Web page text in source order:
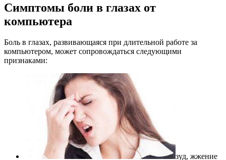
Симптомы боли в глазах от
компьютера
Боль в глазах, развивающаяся при длительной работе за
компьютером, может сопровождаться следующими
признаками:
зуд, жжение